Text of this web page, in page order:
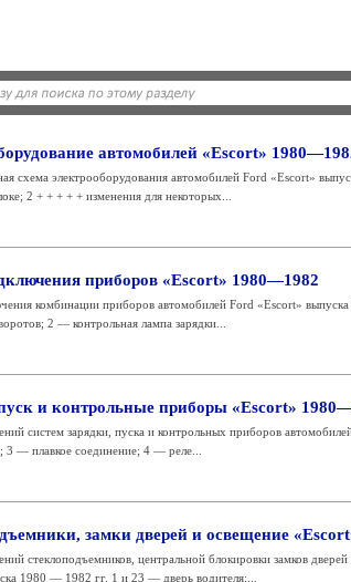
автомобилей «Escort»
схема электрооборудования автомобилей Ford «Escort»
2 + + + + + изменения для некоторых...
приборов «Escort» 1980—1982
комбинации приборов автомобилей Ford «Escort»
2 — контрольная лампа зарядки...
и контрольные приборы «Escort»
систем зарядки, пуска и контрольных приборов
— плавкое соединение; 4 — реле...
замки дверей и освещение
стеклоподъемников, центральной блокировки замков
1980 — 1982 гг. 1 и 23 — дверь водителя;...